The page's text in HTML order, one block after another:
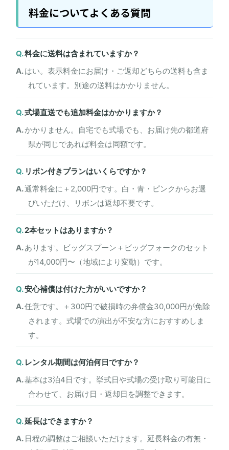
料金についてよくある質問
料金に送料は含まれていますか？
はい。表示料金にお届け・ご返却どちらの送料も含ま
れています。別途の送料はかかりません。
式場直送でも追加料金はかかりますか？
かかりません。自宅でも式場でも、お届け先の都道府
県が同じであれば料金は同額です。
リボン付きプランはいくらですか？
通常料金に＋2,000円です。白・青・ピンクからお選
びいただけ、リボンは返却不要です。
2本セットはありますか？
あります。ビッグスプーン＋ビッグフォークのセット
が14,000円〜（地域により変動）です。
安心補償は付けた方がいいですか？
任意です。＋300円で破損時の弁償金30,000円が免除
されます。式場での演出が不安な方におすすめしま
す。
レンタル期間は何泊何日ですか？
基本は3泊4日です。挙式日や式場の受け取り可能日に
合わせて、お届け日・返却日を調整できます。
延長はできますか？
日程の調整はご相談いただけます。延長料金の有無・